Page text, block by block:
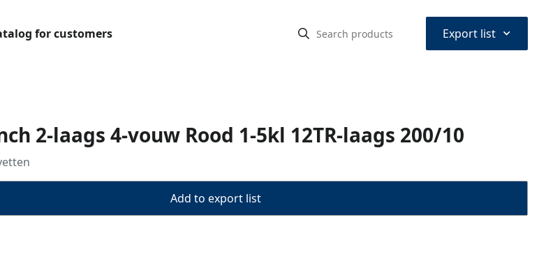
for customers Export list ⌃
2-laags 4-vouw Rood 1-5kl 12TR-laags 200/10
Add to export list